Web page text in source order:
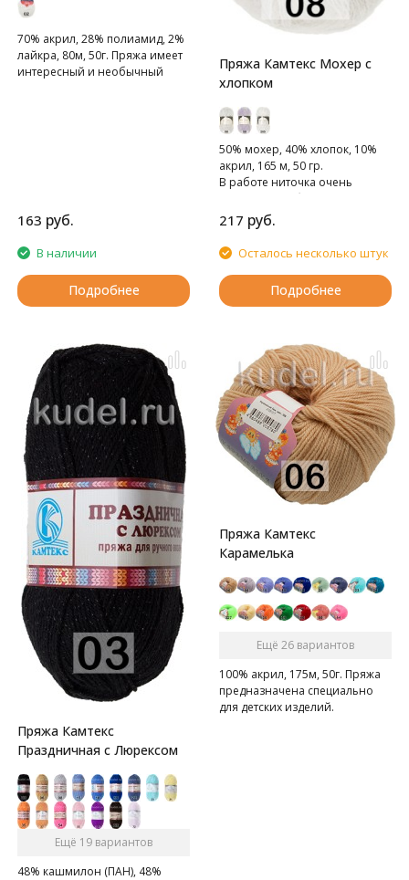
70% акрил, 28% полиамид, 2%
лайкра, 80м, 50г. Пряжа имеет
интересный и необычный
163 руб.
В наличии
Подробнее
Пряжа Камтекс Мохер с
хлопком
50% мохер, 40% хлопок, 10%
акрил, 165 м, 50 гр.
В работе ниточка очень
приятна, не обрывается, дарит
тепло рукам.
217 руб.
Осталось несколько штук
Подробнее
Пряжа Камтекс
Праздничная с Люрексом
Ещё 19 вариантов
48% кашмилон (ПАН), 48%
Пряжа Камтекс
Карамелька
Ещё 26 вариантов
100% акрил, 175м, 50г. Пряжа
предназначена специально
для детских изделий.